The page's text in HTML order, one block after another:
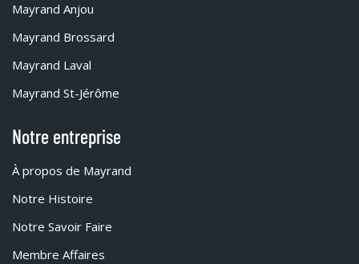
Mayrand Anjou
Mayrand Brossard
Mayrand Laval
Mayrand St-Jérôme
Notre entreprise
À propos de Mayrand
Notre Histoire
Notre Savoir Faire
Membre Affaires